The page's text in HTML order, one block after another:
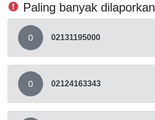
Paling banyak dilaporkan
0 02131195000
0 02124163343